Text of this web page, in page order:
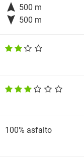
 500 m
 500 m
100% asfalto